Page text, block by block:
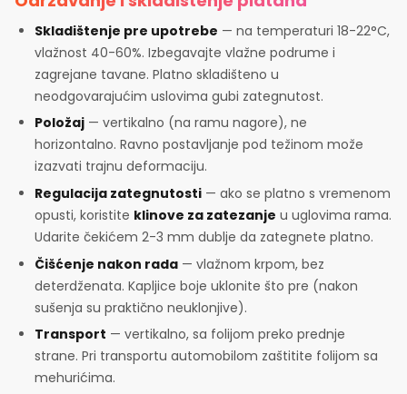
Skladištenje pre upotrebe — na temperaturi 18-22°C,
vlažnost 40-60%. Izbegavajte vlažne podrume i
zagrejane tavane. Platno skladišteno u
neodgovarajućim uslovima gubi zategnutost.
Položaj — vertikalno (na ramu nagore), ne
horizontalno. Ravno postavljanje pod težinom može
izazvati trajnu deformaciju.
Regulacija zategnutosti — ako se platno s vremenom
opusti, koristite klinove za zatezanje u uglovima rama.
Udarite čekićem 2-3 mm dublje da zategnete platno.
Čišćenje nakon rada — vlažnom krpom, bez
deterdženata. Kapljice boje uklonite što pre (nakon
sušenja su praktično neuklonjive).
Transport — vertikalno, sa folijom preko prednje
strane. Pri transportu automobilom zaštitite folijom sa
mehurićima.